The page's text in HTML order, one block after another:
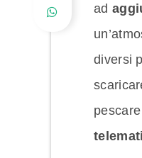
ad
diversi